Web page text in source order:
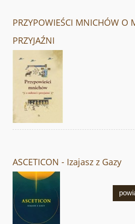
PRZYPOWIEŚCI MNICHÓW O
PRZYJAŹNI
ASCETICON - Izajasz z Gazy